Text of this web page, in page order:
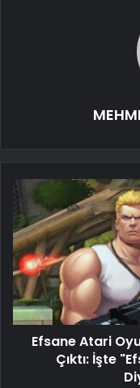
Efsane Atari
Çıktı: İşte